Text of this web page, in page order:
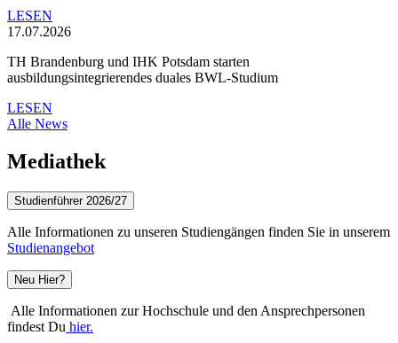
LESEN
17.07.2026
TH Brandenburg und IHK Potsdam starten
ausbildungsintegrierendes duales BWL-Studium
LESEN
Alle News
Mediathek
Studienführer 2026/27
Alle Informationen zu unseren Studiengängen finden Sie in unserem
Studienangebot
Neu Hier?
Alle Informationen zur Hochschule und den Ansprechpersonen
findest Du hier.